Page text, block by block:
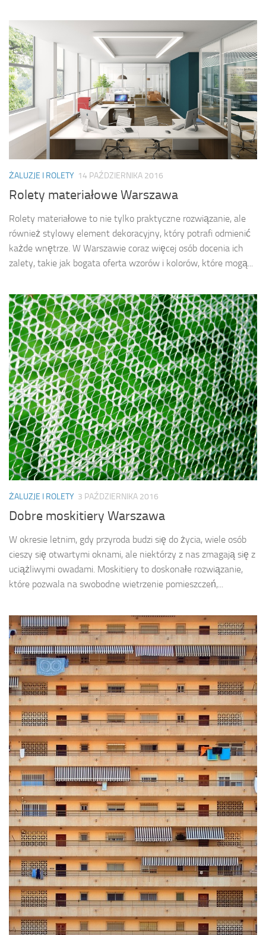
ŻALUZJE I ROLETY 14 PAŹDZIERNIKA 2016
Rolety materiałowe Warszawa
Rolety materiałowe to nie tylko praktyczne rozwiązanie, ale
również stylowy element dekoracyjny, który potrafi odmienić
każde wnętrze. W Warszawie coraz więcej osób docenia ich
zalety, takie jak bogata oferta wzorów i kolorów, które mogą...
ŻALUZJE I ROLETY 3 PAŹDZIERNIKA 2016
Dobre moskitiery Warszawa
W okresie letnim, gdy przyroda budzi się do życia, wiele osób
cieszy się otwartymi oknami, ale niektórzy z nas zmagają się z
uciążliwymi owadami. Moskitiery to doskonałe rozwiązanie,
które pozwala na swobodne wietrzenie pomieszczeń,...